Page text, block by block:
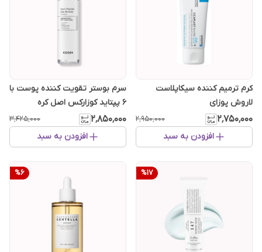
کرم ترمیم کننده سیکاپلاست
لاروش پوزای
۲٬۷۵۰٬۰۰۰ ۲٬۹۵۰٬۰۰۰
افزودن به سبد
سرم بوستر تقویت کننده پوست با
۶ پپتاید کوزارکس اصل کره
۲٬۸۵۰٬۰۰۰ ۳٬۴۲۵٬۰۰۰
افزودن به سبد
%17
%6